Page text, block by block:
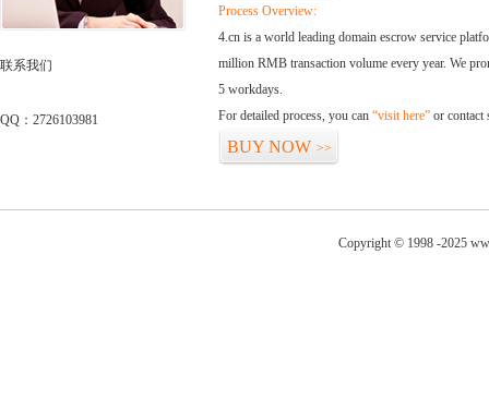
联系我们
QQ：2726103981
Process Overview:
4.cn is a world leading domain escrow service
million RMB transaction volume every year. We
5 workdays.
For detailed process, you can “visit here” or contact
BUY NOW >>
Copyright © 1998 -2025